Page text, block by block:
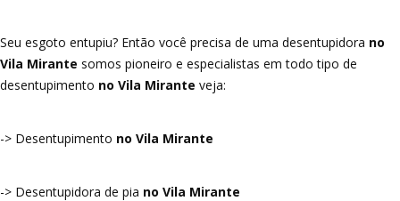
Seu esgoto entupiu? Então você precisa de uma desentupidora no
Vila Mirante somos pioneiro e especialistas em todo tipo de
desentupimento no Vila Mirante veja:
-> Desentupimento no Vila Mirante
-> Desentupidora de pia no Vila Mirante